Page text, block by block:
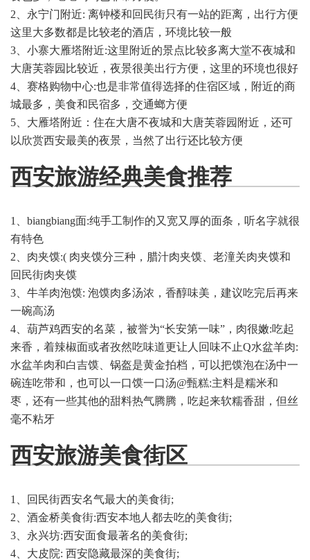
2、永宁门附近: 离钟楼和回民街只有一站的距离，出行方便
这里大多数都是比较老的酒店，环境比较一般
3、小寨大雁塔附近:这里附近的景点比较多离大堂不夜城和
大唐芙蓉园比较近，夜景很美出行方便，这里的环境也很好
4、赛格购物中心:也是非常值得选择的住宿区域，附近的商
城最多，美食和民宿多，交通螂方便
5、大雁塔附近：住在大唐不夜城和大唐芙蓉园附近，还可
以欣赏西安最美的夜景，当然了出行还比较方便
西安旅游经典美食推荐
1、biangbiang面:纯手工制作的又宽又厚的面条，听名字就很
有特色
2、肉夹馍:( 肉夹馍分三种，腊汁肉夹馍、老潼关肉夹馍和
回民街肉夹馍
3、牛羊肉泡馍: 泡馍肉多汤浓，香醇味美，建议吃完后再来
一碗高汤
4、葫芦鸡西安的名菜，被誉为“长安第一味”，肉很嫩:吃起
来香，着辣椒面或者孜然吃味道更让人回味不止Q水盆羊肉:
水盆羊肉和白吉馍、锅盔是黄金拍档，可以把馍泡在汤中一
碗连吃带和，也可以一口馍一口汤@甄糕:主料是糯米和
枣，还有一些其他的甜料热气腾腾，吃起来软糯香甜，但丝
毫不粘牙
西安旅游美食街区
1、回民街西安名气最大的美食街;
2、酒金桥美食街:西安本地人都去吃的美食街;
3、永兴坊:西安面食最著名的美食街;
4、大皮院: 西安隐藏最深的美食街;